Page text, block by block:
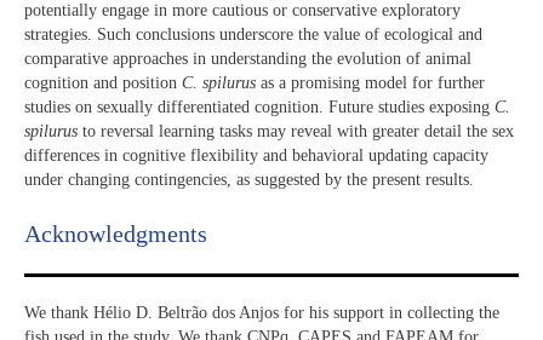
potentially engage in more cautious or conservative exploratory
strategies. Such conclusions underscore the value of ecological and
comparative approaches in understanding the evolution of animal
cognition and position C. spilurus as a promising model for further
studies on sexually differentiated cognition. Future studies exposing C.
spilurus to reversal learning tasks may reveal with greater detail the sex
differences in cognitive flexibility and behavioral updating capacity
under changing contingencies, as suggested by the present results.
Acknowledgments​
We thank Hélio D. Beltrão dos Anjos for his support in collecting the